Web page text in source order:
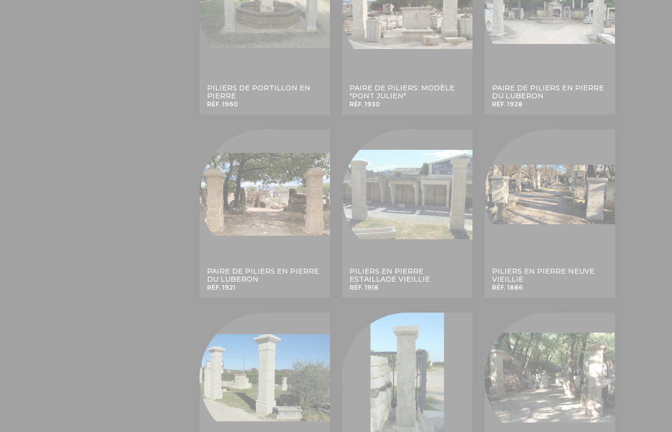
PILIERS DE PORTILLON EN
PIERRE
RÉF. 1960
PAIRE DE PILIERS: MODÈLE
"PONT JULIEN"
RÉF. 1930
PAIRE DE PILIERS EN PIERRE
DU LUBERON
RÉF. 1928
PAIRE DE PILIERS EN PIERRE
DU LUBERON
RÉF. 1921
PILIERS EN PIERRE
ESTAILLADE VIEILLIE
RÉF. 1918
PILIERS EN PIERRE NEUVE
VIEILLIE
RÉF. 1886